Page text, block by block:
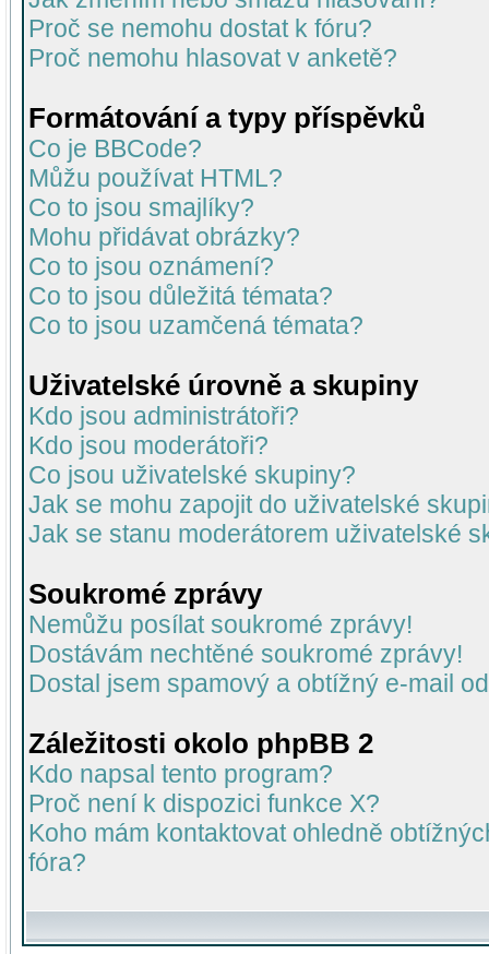
Proč se nemohu dostat k fóru?
Proč nemohu hlasovat v anketě?
Formátování a typy příspěvků
Co je BBCode?
Můžu používat HTML?
Co to jsou smajlíky?
Mohu přidávat obrázky?
Co to jsou oznámení?
Co to jsou důležitá témata?
Co to jsou uzamčená témata?
Uživatelské úrovně a skupiny
Kdo jsou administrátoři?
Kdo jsou moderátoři?
Co jsou uživatelské skupiny?
Jak se mohu zapojit do uživatelské
Jak se stanu moderátorem uživatelské
Soukromé zprávy
Nemůžu posílat soukromé zprávy!
Dostávám nechtěné soukromé zprávy!
Dostal jsem spamový a obtížný e-mail
Záležitosti okolo phpBB 2
Kdo napsal tento program?
Proč není k dispozici funkce X?
Koho mám kontaktovat ohledně
fóra?